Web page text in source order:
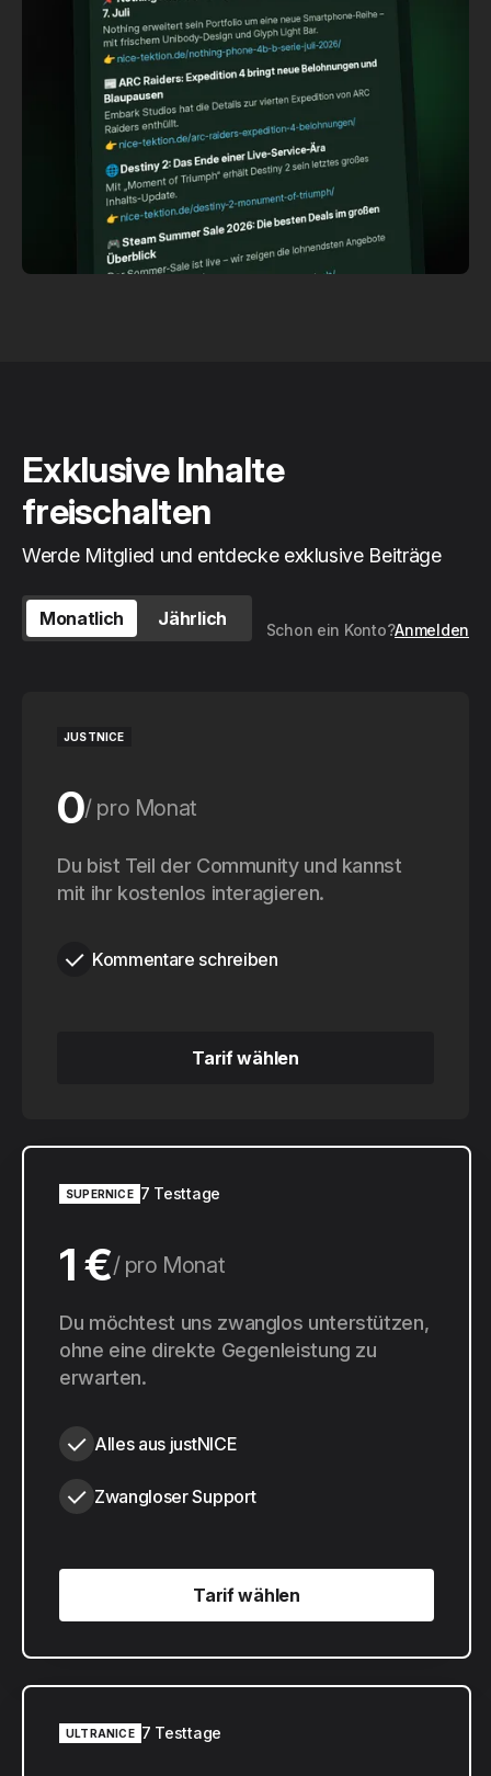
Exklusive Inhalte
freischalten
Werde Mitglied und entdecke exklusive Beiträge
Monatlich Jährlich
Schon ein Konto?Anmelden
JUSTNICE
0 pro Monat
0 pro Jahr
Du bist Teil der Community und kannst
mit ihr kostenlos interagieren.
Kommentare schreiben
Tarif wählen
SUPERNICE 7 Testtage
1 € pro Monat
10 € pro Jahr
Du möchtest uns zwanglos unterstützen,
ohne eine direkte Gegenleistung zu
erwarten.
Alles aus justNICE
Zwangloser Support
Tarif wählen
Tarif wählen
ULTRANICE 7 Testtage